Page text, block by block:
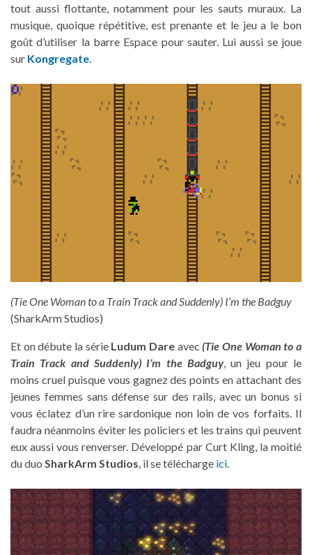
tout aussi flottante, notamment pour les sauts muraux. La
musique, quoique répétitive, est prenante et le jeu a le bon
goût d’utiliser la barre Espace pour sauter. Lui aussi se joue
sur Kongregate.
(Tie One Woman to a Train Track and Suddenly) I’m the Badguy
(SharkArm Studios)
Et on débute la série Ludum Dare avec(Tie One Woman to a
Train Track and Suddenly) I’m theBadguy, un jeu pour le
moins cruel puisque vous gagnez des points en attachant des
jeunes femmes sans défense sur des rails, avec un bonus si
vous éclatez d’un rire sardonique non loin de vos forfaits. Il
faudra néanmoins éviter les policiers et les trains qui peuvent
eux aussi vous renverser. Développé par Curt Kling, la moitié
du duo SharkArm Studios, il se télécharge ici.